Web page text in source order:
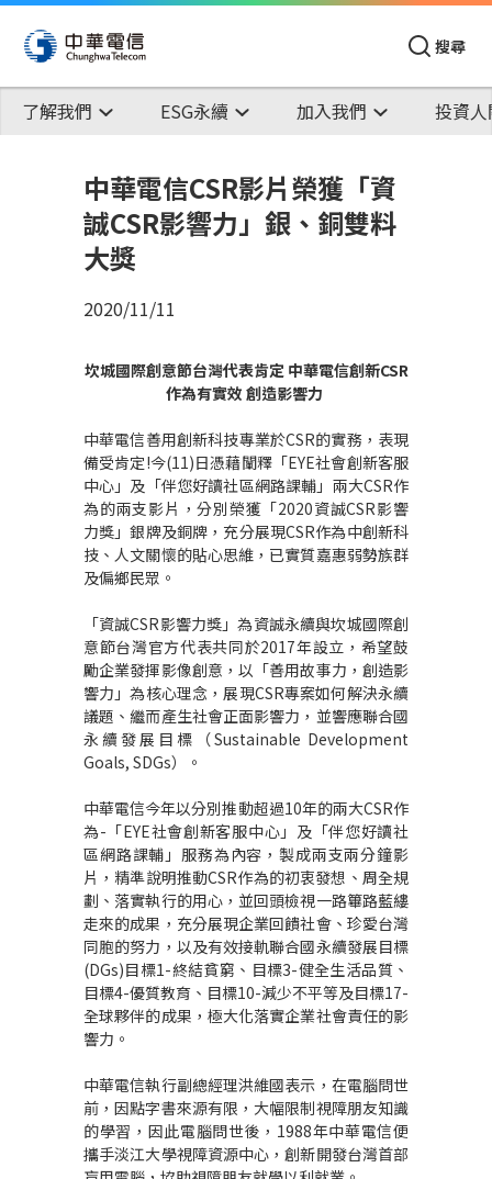
搜尋
了解我們 ESG永續 加入我們 投資
中華電信CSR影片榮獲「資
誠CSR影響力」銀、銅雙料
大獎
2020/11/11
坎城國際創意節台灣代表肯定 中華電信創新CSR
作為有實效 創造影響力
中華電信善用創新科技專業於CSR的實務，表現
備受肯定!今(11)日憑藉闡釋「EYE社會創新客服
中心」及「伴您好讀社區網路課輔」兩大CSR作
為的兩支影片，分別榮獲「2020資誠CSR影響
力獎」銀牌及銅牌，充分展現CSR作為中創新科
技、人文關懷的貼心思維，已實質嘉惠弱勢族群
及偏鄉民眾。
「資誠CSR影響力獎」為資誠永續與坎城國際創
意節台灣官方代表共同於2017年設立，希望鼓
勵企業發揮影像創意，以「善用故事力，創造影
響力」為核心理念，展現CSR專案如何解決永續
議題、繼而產生社會正面影響力，並響應聯合國
永續發展目標（Sustainable Development
Goals, SDGs）。
中華電信今年以分別推動超過10年的兩大CSR作
為­- 「EYE社會創新客服中心」及「伴您好讀社
區網路課輔」服務為內容，製成兩支兩分鐘影
片，精準說明推動CSR作為的初衷發想、周全規
劃、落實執行的用心，並回頭檢視一路篳路藍縷
走來的成果，充分展現企業回饋社會、珍愛台灣
同胞的努力，以及有效接軌聯合國永續發展目標
(DGs)目標1-終結貧窮、目標3-健全生活品質、
目標4-優質教育、目標10-減少不平等及目標17-
全球夥伴的成果，極大化落實企業社會責任的影
響力。
中華電信執行副總經理洪維國表示，在電腦問世
前，因點字書來源有限，大幅限制視障朋友知識
的學習，因此電腦問世後， 1988年中華電信便
攜手淡江大學視障資源中心，創新開發台灣首部